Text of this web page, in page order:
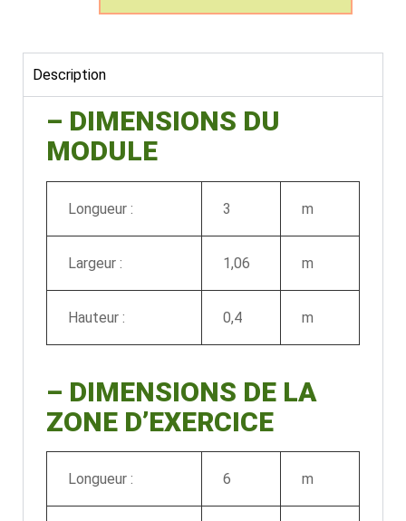
Description
– DIMENSIONS DU
MODULE
Longueur : 3 m
Largeur : 1,06 m
Hauteur : 0,4 m
– DIMENSIONS DE LA
ZONE D’EXERCICE
Longueur : 6 m